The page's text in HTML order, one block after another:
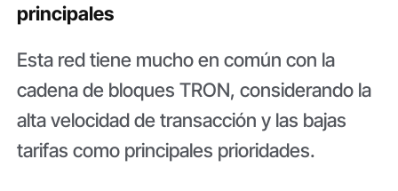
principales
Esta red tiene mucho en común con la
cadena de bloques TRON, considerando la
alta velocidad de transacción y las bajas
tarifas como principales prioridades.